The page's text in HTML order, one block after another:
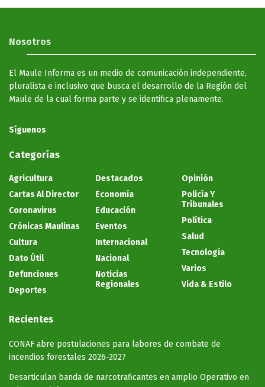
Nosotros
El Maule Informa es un medio de comunicación independiente,
pluralista e inclusivo que busca el desarrollo de la Región del
Maule de la cual forma parte y se identifica plenamente.
Síguenos
Categorías
Agricultura
Cartas Al Director
Coronavirus
Crónicas Maulinas
Cultura
Dato Útil
Defunciones
Deportes
Destacados
Economía
Educación
Eventos
Internacional
Nacional
Noticias
Regionales
Opinión
Policía Y
Tribunales
Política
Salud
Tecnología
Varios
Vida & Estilo
Recientes
CONAF abre postulaciones para labores de combate de
incendios forestales 2026-2027
Desarticulan banda de narcotraficantes en amplio Operativo en